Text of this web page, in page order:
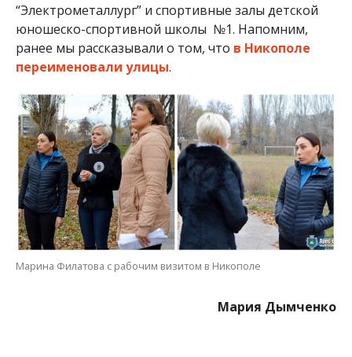
“Электрометаллург” и спортивные залы детской
юношеско-спортивной школы №1. Напомним,
ранее мы рассказывали о том, что в Никополе
переименовали улицы.
Марина Филатова с рабочим визитом в Никополе
Мария Дымченко